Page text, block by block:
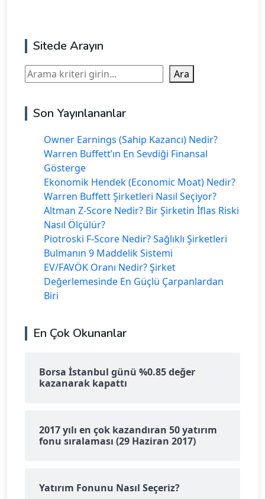
Sitede Arayın
Ara Ara
Son Yayınlananlar
Owner Earnings (Sahip Kazancı) Nedir?
Warren Buffett’ın En Sevdiği Finansal
Gösterge
Ekonomik Hendek (Economic Moat) Nedir?
Warren Buffett Şirketleri Nasıl Seçiyor?
Altman Z-Score Nedir? Bir Şirketin İflas Riski
Nasıl Ölçülür?
Piotroski F-Score Nedir? Sağlıklı Şirketleri
Bulmanın 9 Maddelik Sistemi
EV/FAVÖK Oranı Nedir? Şirket
Değerlemesinde En Güçlü Çarpanlardan
Biri
En Çok Okunanlar
Borsa İstanbul günü %0.85 değer
kazanarak kapattı
2017 yılı en çok kazandıran 50 yatırım
fonu sıralaması (29 Haziran 2017)
Yatırım Fonunu Nasıl Seçeriz?